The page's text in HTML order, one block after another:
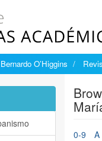
O’Higgins
0-9 A